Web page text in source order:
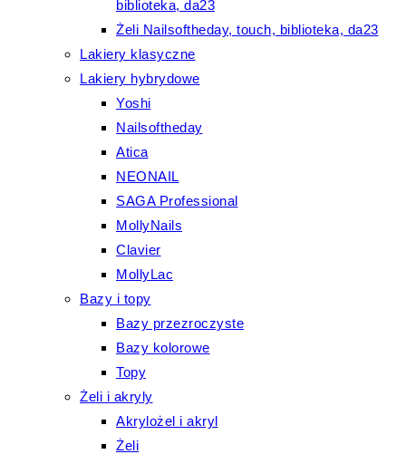
biblioteka, da23
Żeli Nailsoftheday, touch, biblioteka, da23
Lakiery klasyczne
Lakiery hybrydowe
Yoshi
Nailsoftheday
Atica
NEONAIL
SAGA Professional
MollyNails
Clavier
MollyLac
Bazy i topy
Bazy przezroczyste
Bazy kolorowe
Topy
Żeli i akryly
Akrylożel i akryl
Żeli